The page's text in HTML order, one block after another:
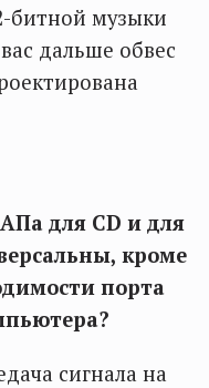
битной музыки
дальше обвес
для CD и для
кроме
порта
сигнала на